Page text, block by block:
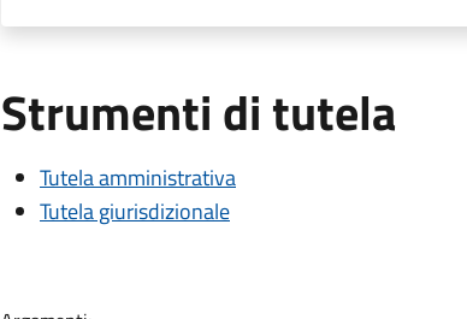
Strumenti di tutela
Tutela amministrativa
Tutela giurisdizionale